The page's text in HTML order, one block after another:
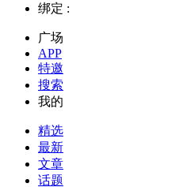
绑定 :
广场
APP
特邀
搜索
我的
精选
最新
文章
话题